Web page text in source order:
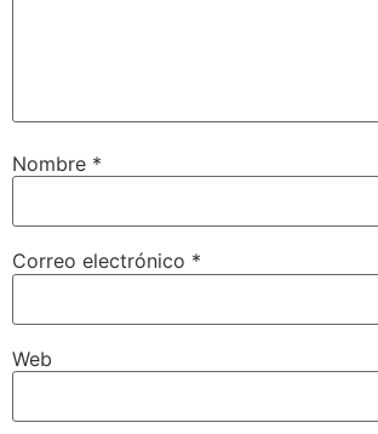
Nombre *
Correo electrónico *
Web